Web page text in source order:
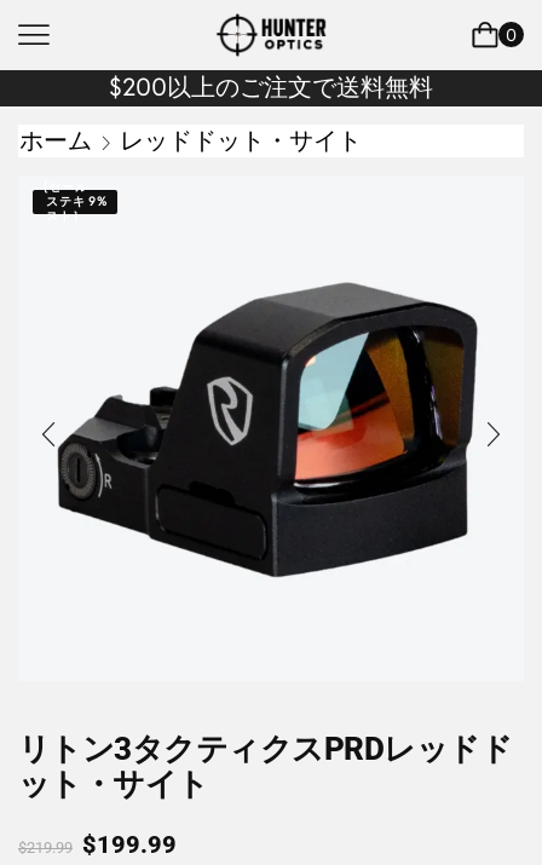
0
$200以上のご注文で送料無料
ホーム
レッドドット・サイト
{セール
ステキ
スト｝
9%
リトン3タクティクスPRDレッドド
ット・サイト
$219.99 $199.99